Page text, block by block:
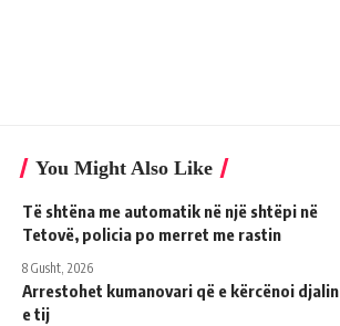
You Might Also Like
Të shtëna me automatik në një shtëpi në
Tetovë, policia po merret me rastin
8 Gusht, 2026
Arrestohet kumanovari që e kërcënoi djalin
e tij